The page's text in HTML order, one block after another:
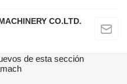
CO.LTD.
de esta sección